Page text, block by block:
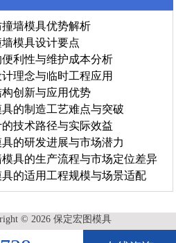
墙模具优势解析
模具设计要点
利性与维护成本分析
理念与临时工程应用
创新与应用优势
的制造工艺难点与突破
技术路径与实际效益
的研发进展与市场潜力
具的生产流程与市场定位差异
的适用工程规模与场景适配
© 2026 保定宏图模具